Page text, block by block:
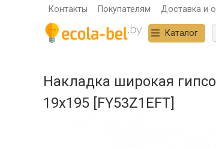
Контакты Покупателям Доставка и
Каталог
Накладка широкая
19х195 [FY53Z1EFT]